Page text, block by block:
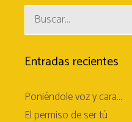
Buscar:
Entradas recientes
Poniéndole voz y cara…
El permiso de ser tú